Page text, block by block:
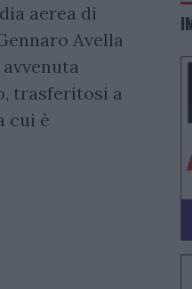
aerea di
Avella
trasferitosi a
cui è